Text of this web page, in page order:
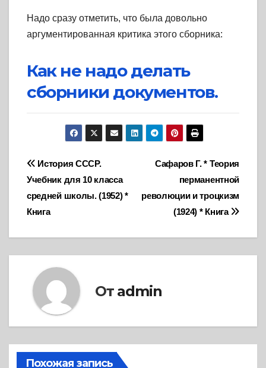
Надо сразу отметить, что была довольно
аргументированная критика этого сборника:
Как не надо делать
сборники документов.
Навигация
по
записям
Сафаров Г. * Теория
перманентной
революции и троцкизм
(1924) * Книга
История СССР.
Учебник для 10 класса
средней школы. (1952) *
Книга
От admin
Похожая запись